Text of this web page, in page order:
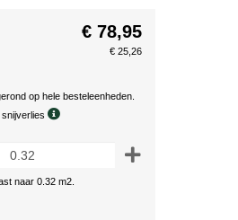
€ 78,95
€ 25,26
op hele besteleenheden.
naar 0.32 m2.